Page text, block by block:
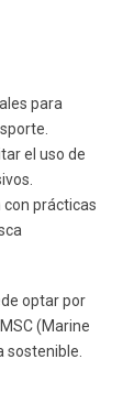
para
el uso de
prácticas
optar por
(Marine
sostenible.